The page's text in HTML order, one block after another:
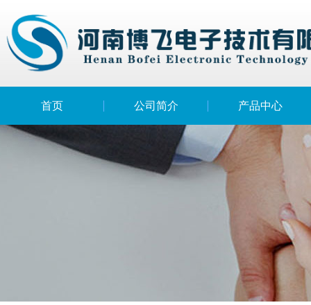
首页 公司简介 产品中心